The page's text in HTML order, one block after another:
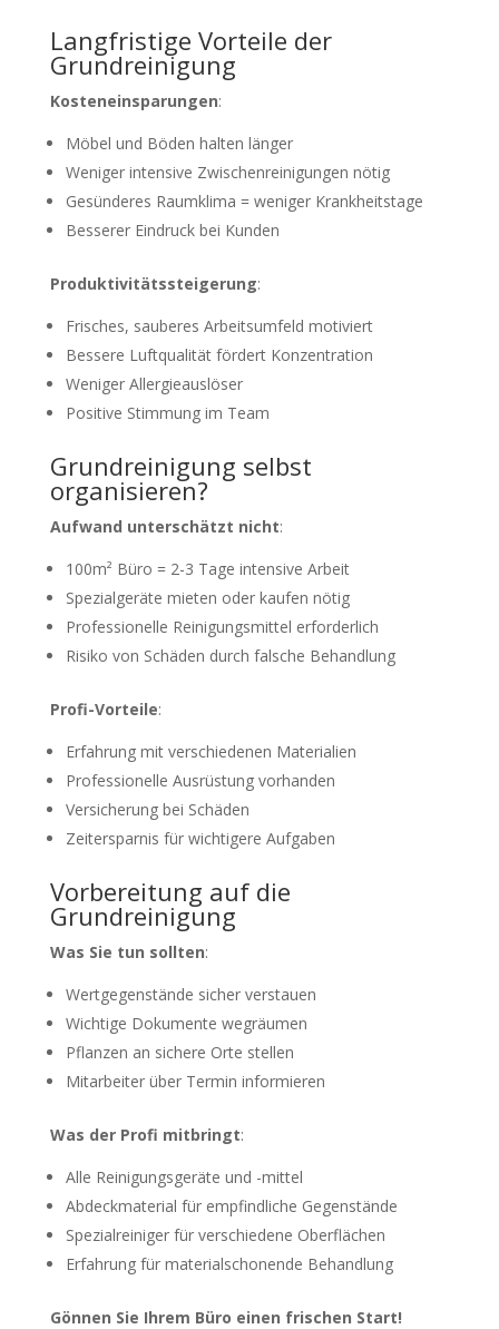
Langfristige Vorteile der
Grundreinigung
Kosteneinsparungen:
Möbel und Böden halten länger
Weniger intensive Zwischenreinigungen nötig
Gesünderes Raumklima = weniger Krankheitstage
Besserer Eindruck bei Kunden
Produktivitätssteigerung:
Frisches, sauberes Arbeitsumfeld motiviert
Bessere Luftqualität fördert Konzentration
Weniger Allergieauslöser
Positive Stimmung im Team
Grundreinigung selbst
organisieren?
Aufwand unterschätzt nicht:
100m² Büro = 2-3 Tage intensive Arbeit
Spezialgeräte mieten oder kaufen nötig
Professionelle Reinigungsmittel erforderlich
Risiko von Schäden durch falsche Behandlung
Profi-Vorteile:
Erfahrung mit verschiedenen Materialien
Professionelle Ausrüstung vorhanden
Versicherung bei Schäden
Zeitersparnis für wichtigere Aufgaben
Vorbereitung auf die
Grundreinigung
Was Sie tun sollten:
Wertgegenstände sicher verstauen
Wichtige Dokumente wegräumen
Pflanzen an sichere Orte stellen
Mitarbeiter über Termin informieren
Was der Profi mitbringt:
Alle Reinigungsgeräte und -mittel
Abdeckmaterial für empfindliche Gegenstände
Spezialreiniger für verschiedene Oberflächen
Erfahrung für materialschonende Behandlung
Gönnen Sie Ihrem Büro einen frischen Start!